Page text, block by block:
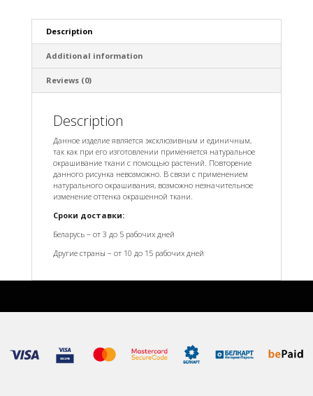
Description
Additional information
Reviews (0)
Description
Данное изделие является эксклюзивным и единичным,
так как при его изготовлении применяется натуральное
окрашивание ткани с помощью растений. Повторение
данного рисунка невозможно. В связи с применением
натурального окрашивания, возможно незначительное
изменение оттенка окрашенной ткани.
Сроки доставки:
Беларусь – от 3 до 5 рабочих дней
Другие страны – от 10 до 15 рабочих дней